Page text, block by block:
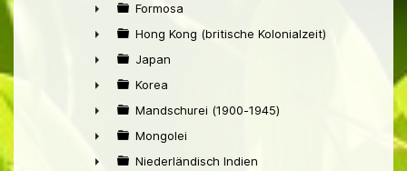
►
►
Formosa
►
Hong Kong (britische Kolonialzeit)
►
Japan
►
Korea
►
Mandschurei (1900-1945)
►
Mongolei
Niederländisch Indien